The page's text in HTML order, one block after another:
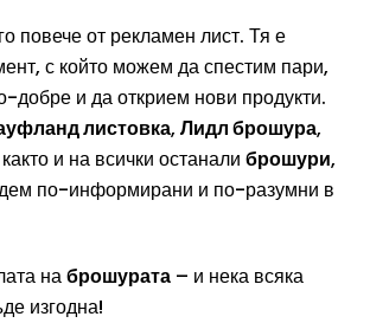
повече от рекламен лист. Тя е
с който можем да спестим пари,
добре и да открием нови продукти.
листовка, Лидл брошура,
и на всички останали брошури,
по-информирани и по-разумни в
наброшурата – и нека всяка
изгодна!